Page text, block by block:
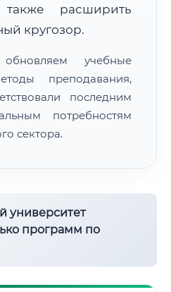
для увеличения и просмотра
расширить
кругозор.
учебные
преподавания,
последним
потребностям
сектора.
университет
программ по